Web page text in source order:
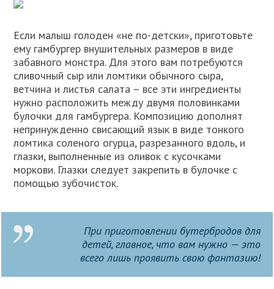
Если малыш голоден «не по-детски», приготовьте
ему гамбургер внушительных размеров в виде
забавного монстра. Для этого вам потребуются
сливочный сыр или ломтики обычного сыра,
ветчина и листья салата – все эти ингредиенты
нужно расположить между двумя половинками
булочки для гамбургера. Композицию дополнят
непринужденно свисающий язык в виде тонкого
ломтика соленого огурца, разрезанного вдоль, и
глазки, выполненные из оливок с кусочками
моркови. Глазки следует закрепить в булочке с
помощью зубочисток.
При приготовлении бутербродов для
детей, главное, что вам нужно — это
всего лишь проявить свою фантазию!